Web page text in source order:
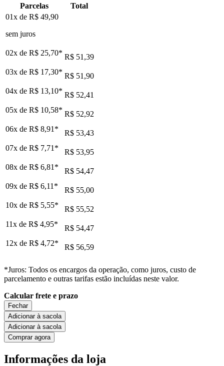
Parcelas
Total
01x de R$ 49,90
sem juros
02x de R$ 25,70* R$ 51,39
03x de R$ 17,30* R$ 51,90
04x de R$ 13,10* R$ 52,41
05x de R$ 10,58* R$ 52,92
06x de R$ 8,91 *
R$ 53,43
07x de R$ 7,71 *
R$ 53,95
08x de R$ 6,81 *
R$ 54,47
09x de R$ 6,11 *
R$ 55,00
10x de R$ 5,55*
R$ 55,52
11x de R$ 4,95*
R$ 54,47
12x de R$ 4,72* R$ 56,59
*Juros: Todos os encargos da operação, como juros, custo de
parcelamento e outras tarifas estão incluídas neste valor.
Calcular frete e prazo
Fechar
Adicionar à sacola
Adicionar à sacola
Comprar agora
Informações da loja